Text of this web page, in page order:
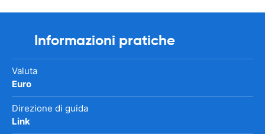
Informazioni pratiche
Valuta
Euro
Direzione di guida
Link